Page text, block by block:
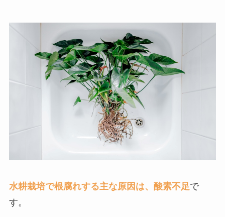
水耕栽培で根腐れする主な原因は、酸素不足で
す。